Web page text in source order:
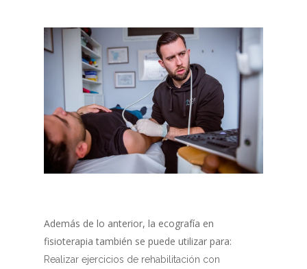
Además de lo anterior, la ecografía en
fisioterapia también se puede utilizar para:
Realizar ejercicios de rehabilitación con